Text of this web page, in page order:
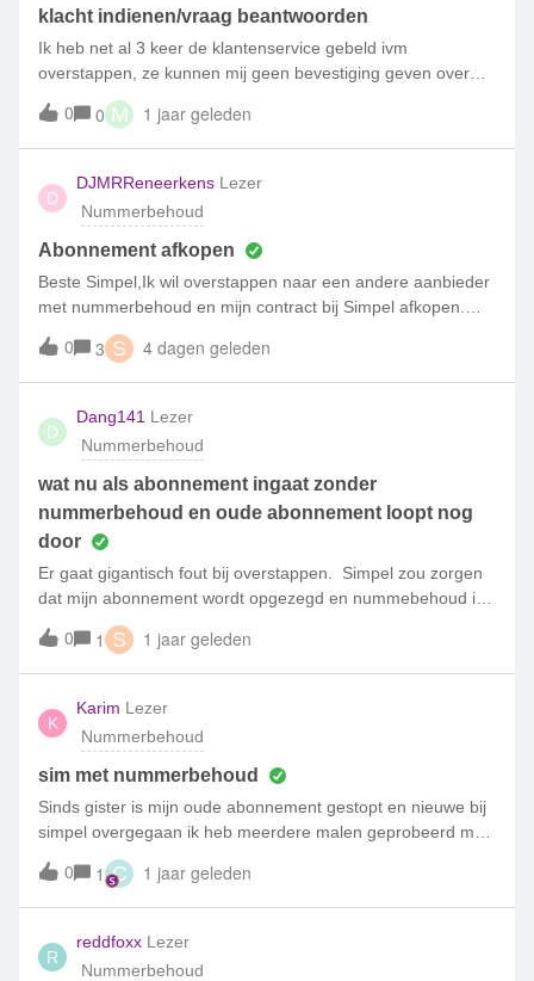
klacht indienen/vraag beantwoorden
Ik heb net al 3 keer de klantenservice gebeld ivm
overstappen, ze kunnen mij geen bevestiging geven over
wat is afgesproken. Ook een klacht indienen kan niet, ik vind
dit rare praktijken en zoek nog een oplossing hiervoor. Ik
word zelfs gewoon opgehangen door de klantenservice, lijkt
mij niet zo de bedoeling. #woedendeklant
0 0 M 1 jaar geleden
D
DJMRReneerkens Lezer
Nummerbehoud
Abonnement afkopen
Beste Simpel,Ik wil overstappen naar een andere aanbieder
met nummerbehoud en mijn contract bij Simpel afkopen.
Hoe kan ik dat doen en hoe wordt de afkoopsom berekend?
Gr Dave
0 3 S 4 dagen geleden
D
Dang141 Lezer
Nummerbehoud
wat nu als abonnement ingaat zonder
nummerbehoud en oude abonnement loopt nog
door
Er gaat gigantisch fout bij overstappen. Simpel zou zorgen
dat mijn abonnement wordt opgezegd en nummebehoud is
aangevraad. Ik Zit nu mer dubbel abonnement en geen
nummerbehoud. Wat kan ik nog doen om toch nog
nummerbehoud te krijgen?
0 1 S 1 jaar geleden
K
Karim Lezer
Nummerbehoud
sim met nummerbehoud
Sinds gister is mijn oude abonnement gestopt en nieuwe bij
simpel overgegaan ik heb meerdere malen geprobeerd met
nieuwe Sim opnieuw te starten maar het wil maar niet ik ben
nu al 1 dag onbereikbaar kan niet bellen of gebeld worden
als ik bij mijn simpel kijk in de app staat Sim actief ik kan de
klantenservice niet bellen omdat me oude Sim gestopt is en
ik dan mijn nieuwe erin moest doen en dan nog niet kan
0 1 C 1 jaar geleden
R
reddfoxx Lezer
Nummerbehoud